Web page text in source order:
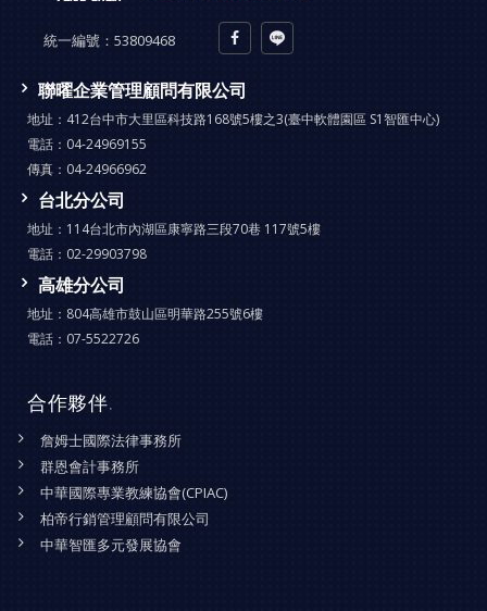
統一編號： 53809468
聯曜企業管理顧問有限公司
地址： 412台中市大里區科技路168號5樓之3(臺中軟體園區 S1智匯中心)
電話： 04-24969155
傳真： 04-24966962
台北分公司
地址： 114台北市內湖區康寧路三段70巷 117號5樓
電話： 02-29903798
高雄分公司
地址： 804高雄市鼓山區明華路255號6樓
電話： 07-5522726
合作夥伴.
詹姆士國際法律事務所
群恩會計事務所
中華國際專業教練協會(CPIAC)
柏帝行銷管理顧問有限公司
中華智匯多元發展協會